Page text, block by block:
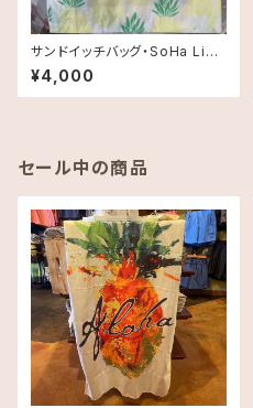
サンドイッチバッグ・SoHa Livin
g・パイナップル
¥4,000
セール中の商品